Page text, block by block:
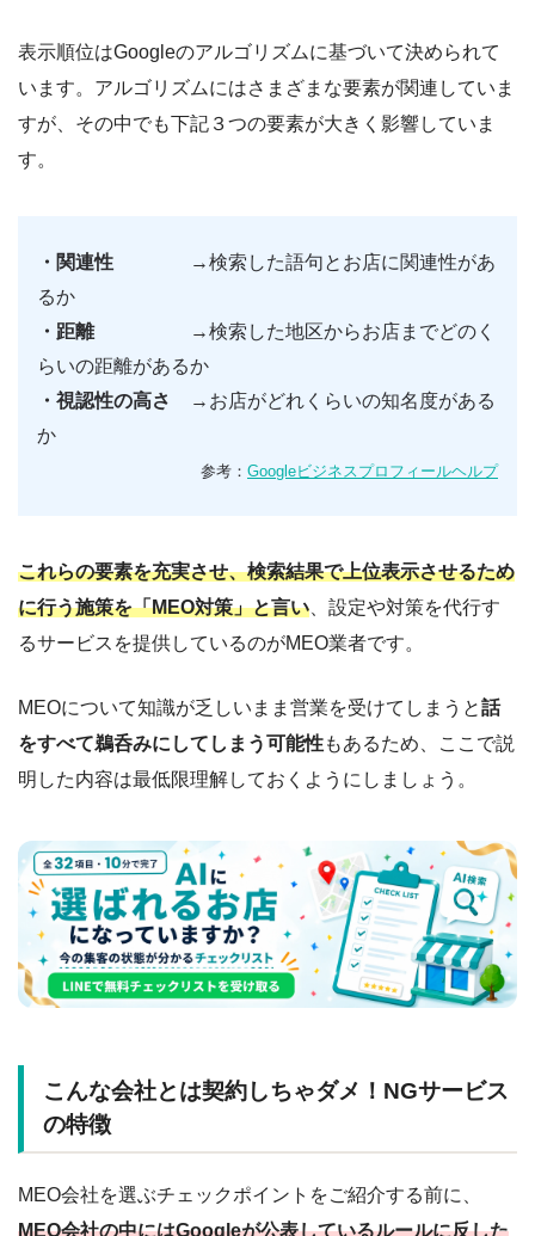
表示順位はGoogleのアルゴリズムに基づいて決められて
います。アルゴリズムにはさまざまな要素が関連していま
すが、その中でも下記３つの要素が大きく影響していま
す。
・関連性 →検索した語句とお店に関連性があ
るか
・距離
→検索した地区からお店までどのく
らいの距離があるか
・視認性の高さ
→お店がどれくらいの知名度がある
か
参考： Googleビジネスプロフィールヘルプ
これらの要素を充実させ、検索結果で上位表示させるため
に行う施策を「MEO対策」と言い 、設定や対策を代行す
るサービスを提供しているのがMEO業者です。
MEOについて知識が乏しいまま営業を受けてしまうと話
をすべて鵜呑みにしてしまう可能性もあるため、ここで説
明した内容は最低限理解しておくようにしましょう。
こんな会社とは契約しちゃダメ！NGサービス
の特徴
MEO会社を選ぶチェックポイントをご紹介する前に、
MEO会社の中にはGoogleが公表しているルールに反した